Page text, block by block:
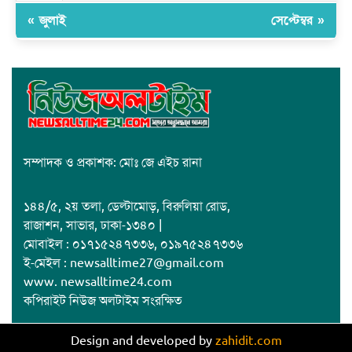
« জুলাই সেপ্টেম্বর »
সম্পাদক ও প্রকাশক: মোঃ জে এইচ রানা
১৪৪/৫, ২য় তলা, ডেল্টামোড়, বিরুলিয়া রোড,
রাজাশন, সাভার, ঢাকা-১৩৪০ |
মোবাইল : ০১৭১৫২৪৭৩৩৬, ০১৯৭৫২৪৭৩৩৬
ই-মেইল : newsalltime27@gmail.com
www. newsalltime24.com
কপিরাইট নিউজ অলটাইম সংরক্ষিত
Design and developed by zahidit.com